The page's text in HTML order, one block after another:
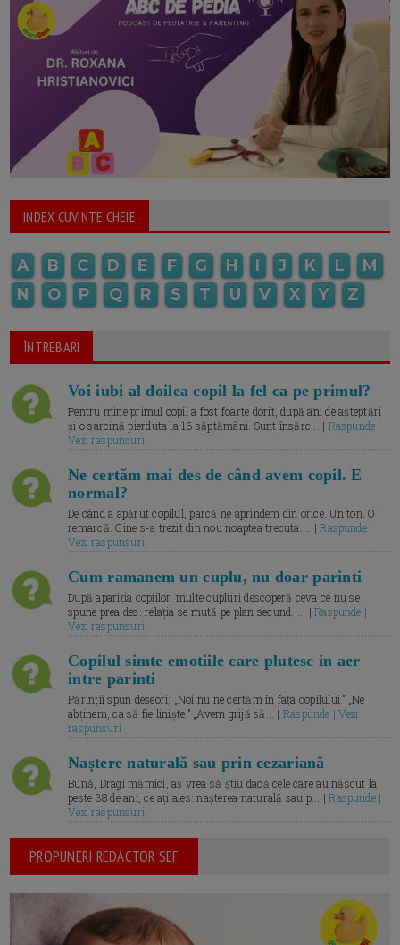
INDEX CUVINTE CHEIE
A B C D E F G H I J K L
M
N
O P Q R S T U V X Y Z
ÎNTREBARI
Voi iubi al doilea copil la fel ca pe primul?
Pentru mine primul copil a fost foarte dorit, după ani de așteptări
și o sarcină pierduta la 16 săptămâni. Sunt însărc... | Raspunde |
Vezi raspunsuri
Ne certăm mai des de când avem copil. E
normal?
De când a apărut copilul, parcă ne aprindem din orice. Un ton. O
remarcă. Cine s-a trezit din nou noaptea trecuta.... |Raspunde |
Vezi raspunsuri
Cum ramanem un cuplu, nu doar parinti
După apariția copiilor, multe cupluri descoperă ceva ce nu se
spune prea des: relația se mută pe plan secund. ... |Raspunde |
Vezi raspunsuri
Copilul simte emotiile care plutesc in aer
intre parinti
Părinții spun deseori: „Noi nu ne certăm în fața copilului.” „Ne
abținem, ca să fie liniște.” „Avem grijă să... | Raspunde | Vezi
raspunsuri
Naștere naturală sau prin cezariană
Bună, Dragi mămici, aș vrea să știu dacă cele care au născut la
peste 38 de ani, ce ați ales: nașterea naturală sau p... |Raspunde |
Vezi raspunsuri
PROPUNERI REDACTOR SEF